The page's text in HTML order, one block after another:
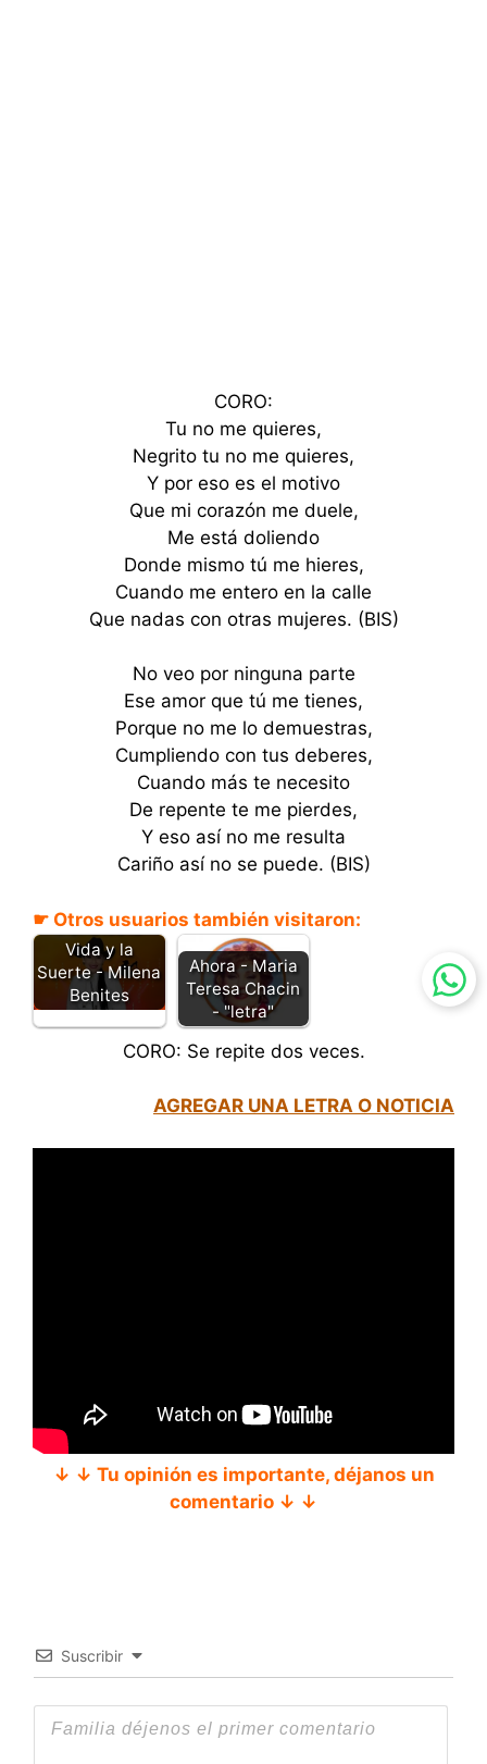
CORO:
Tu no me quieres,
Negrito tu no me quieres,
Y por eso es el motivo
Que mi corazón me duele,
Me está doliendo
Donde mismo tú me hieres,
Cuando me entero en la calle
Que nadas con otras mujeres. (BIS)
No veo por ninguna parte
Ese amor que tú me tienes,
Porque no me lo demuestras,
Cumpliendo con tus deberes,
Cuando más te necesito
De repente te me pierdes,
Y eso así no me resulta
Cariño así no se puede. (BIS)
☛ Otros usuarios también visitaron:
Por Dios la
Vida y la
Suerte - Milena
Benites
Ahora - Maria
Teresa Chacin
- "letra"
CORO: Se repite dos veces.
AGREGAR UNA LETRA O NOTICIA
↓ ↓ Tu opinión es importante, déjanos un
comentario ↓ ↓
Suscribir